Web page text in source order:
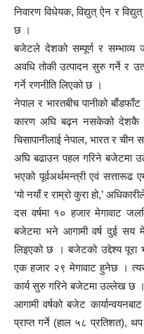
निवारण विधेयक, विद्युत् ऐन र
छ ।
बजेटले देशको सम्पूर्ण र सम्भाव्य
अवधि तोकी उत्पादन सुरु गर्ने र
गर्ने रणनीति लिएको छ ।
नेपाल र भारतबीच पानीको
कारण अघि बढ्न नसकेको देशकै
चिसापानीलाई नेपाल, भारत र चीन
अघि बढाउन पहल गरिने बजेटमा
भएको पूर्वअर्थमन्त्री एवं सत्तारूढ
‘यो नयाँ र राम्रो कुरा हो,’
दस वर्षमा १० हजार मेगावाट
बजेटमा भने आगामी वर्ष दुई सय
लिइएको छ । बजेटको उद्देश्य पूरा
एक हजार २९ मेगावाट हुनेछ ।
कार्य सुरु गरिने बजेटमा उल्लेख छ ।
आगामी वर्षको बजेट
प्राप्त गर्ने (हाल ५८ प्रतिशत),